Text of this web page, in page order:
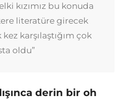
kızımız bu konuda
literatüre girecek
karşılaştığım çok
oldu”
derin bir oh